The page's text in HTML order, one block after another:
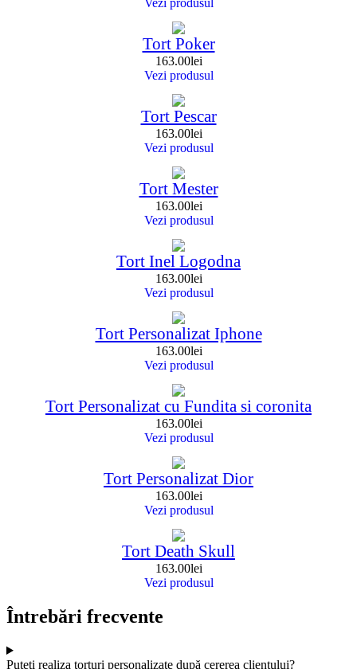
Vezi produsul
Tort Poker
163.00lei
Vezi produsul
Tort Pescar
163.00lei
Vezi produsul
Tort Mester
163.00lei
Vezi produsul
Tort Inel Logodna
163.00lei
Vezi produsul
Tort Personalizat Iphone
163.00lei
Vezi produsul
Tort Personalizat cu Fundita si coronita
163.00lei
Vezi produsul
Tort Personalizat Dior
163.00lei
Vezi produsul
Tort Death Skull
163.00lei
Vezi produsul
Întrebări frecvente
Puteți realiza torturi personalizate după cererea clientului?